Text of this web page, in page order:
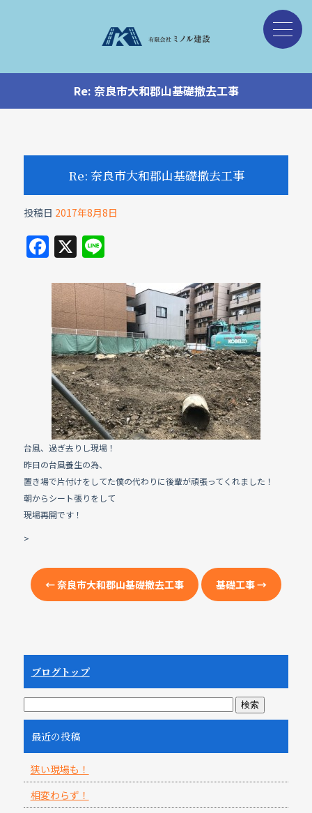
Re: 奈良市大和郡山基礎撤去工事
Re: 奈良市大和郡山基礎撤去工事
投稿日 2017年8月8日
F
a
c
e
b
o
o
k
X Li
e
台風、過ぎ去りし現場！
昨日の台風養生の為、
置き場で片付けをしてた僕の代わりに後輩が頑張ってくれました！
朝からシート張りをして
現場再開です！
>
←奈良市大和郡山基礎撤去工事 基礎工事→
ブログトップ
最近の投稿
狭い現場も！
相変わらず！